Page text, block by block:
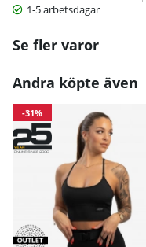
1-5 arbetsdagar
Se fler varor
Andra köpte även
-31%